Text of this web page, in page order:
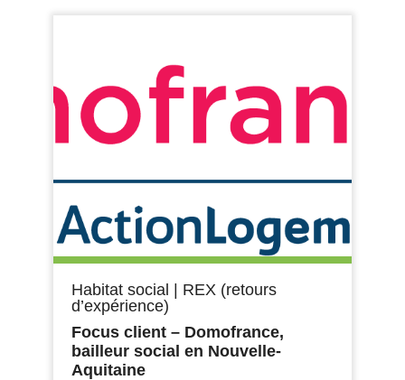
Habitat social | REX (retours
d’expérience)
Focus client – Domofrance,
bailleur social en Nouvelle-
Aquitaine